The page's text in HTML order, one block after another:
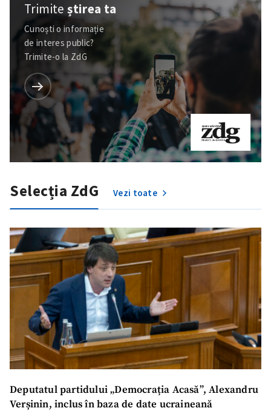
Trimiteștirea ta
Cunoști o informație
de interes public?
Trimite-o la ZdG
Selecția ZdG Vezi toate
Deputatul partidului „Democrația Acasă”, Alexandru
Verșinin, inclus în baza de date ucraineană